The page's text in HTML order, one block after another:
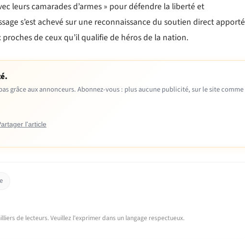
leurs camarades d’armes » pour défendre la liberté et
s’est achevé sur une reconnaissance du soutien direct apporté
de ceux qu’il qualifie de héros de la nation.
grâce aux annonceurs. Abonnez-vous : plus aucune publicité, sur le site comme
l'article
de lecteurs. Veuillez l'exprimer dans un langage respectueux.